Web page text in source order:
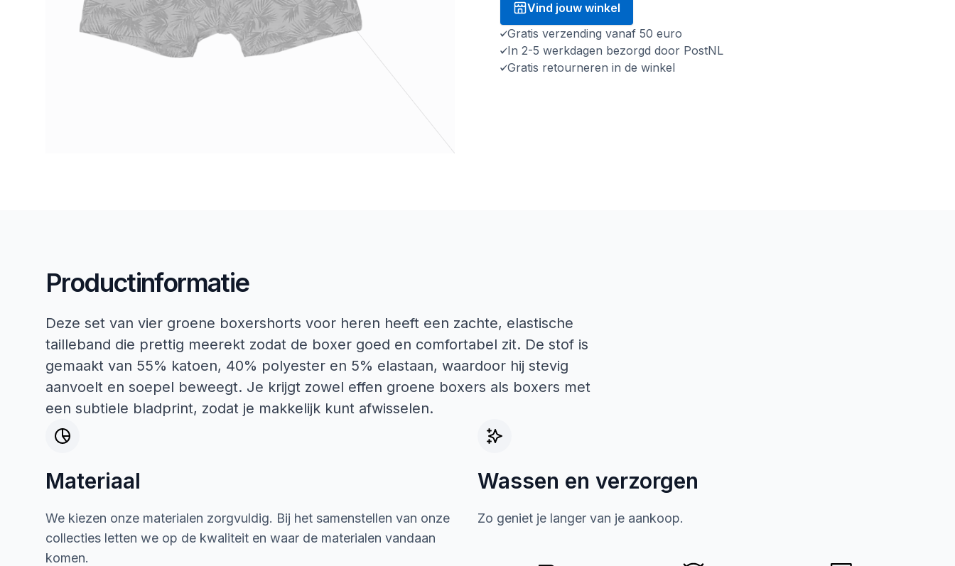
Vind jouw winkel
Gratis verzending vanaf 50 euro
In 2-5 werkdagen bezorgd door PostNL
Gratis retourneren in de winkel
Productinformatie
Deze set van vier groene boxershorts voor heren heeft een zachte, elastische
tailleband die prettig meerekt zodat de boxer goed en comfortabel zit. De stof is
gemaakt van 55% katoen, 40% polyester en 5% elastaan, waardoor hij stevig
aanvoelt en soepel beweegt. Je krijgt zowel effen groene boxers als boxers met
een subtiele bladprint, zodat je makkelijk kunt afwisselen.
Materiaal
We kiezen onze materialen zorgvuldig. Bij het samenstellen van onze
collecties letten we op de kwaliteit en waar de materialen vandaan
komen.
Wassen en verzorgen
Zo geniet je langer van je aankoop.